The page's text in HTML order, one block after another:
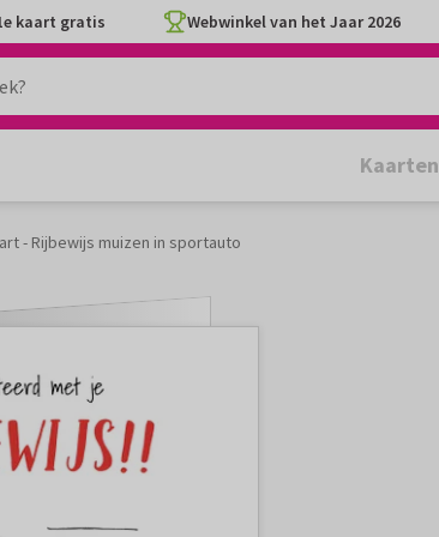
kaart gratis Webwinkel van het Jaar 2026
Kaarten
- Rijbewijs muizen in sportauto